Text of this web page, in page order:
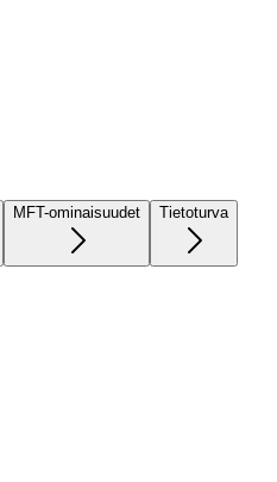
MFT-ominaisuudet Tietoturva